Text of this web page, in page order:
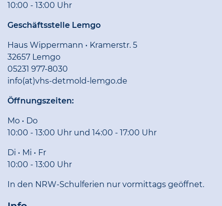
10:00 - 13:00 Uhr
Geschäftsstelle Lemgo
Haus Wippermann • Kramerstr. 5
32657 Lemgo
05231 977-8030
info(at)vhs-detmold-lemgo.de
Öffnungszeiten:
Mo • Do
10:00 - 13:00 Uhr und 14:00 - 17:00 Uhr
Di • Mi • Fr
10:00 - 13:00 Uhr
In den NRW-Schulferien nur vormittags geöffnet.